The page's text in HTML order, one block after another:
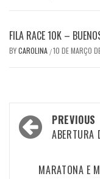
FILA RACE 10K –
BYCAROLINA /10 DE MARÇO
Post
navigation
PREVIOUS
MARATONA E